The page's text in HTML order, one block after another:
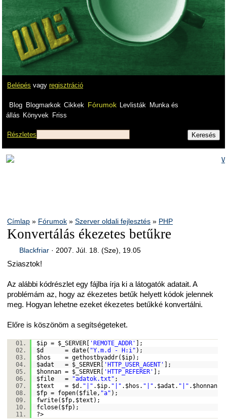
Belépés vagy regisztráció
Blog Blogmarkok Cikkek Fórumok Levlisták
Munka és
állás Könyvek Friss
Részletes
Címlap » Fórumok » Szerver oldali fejlesztés » PHP
Konvertálás ékezetes betűkre
Blackfriar· 2007. Júl. 18. (Sze), 19.05
Sziasztok!
Az alábbi kódrészlet egy fájlba írja ki a látogatók adatait. A
problémám az, hogy az ékezetes betűk helyett kódok jelennek
meg. Hogyan lehetne ezeket ékezetes betűkké konvertálni.
Előre is köszönöm a segítségeteket.
$ip = $_SERVER 'REMOTE_ADDR'
];
$d
= date( "Y.m.d - H:i" );
$hos = gethostbyaddr( $ip);
$adat = $_SERVER 'HTTP_USER_AGENT'
];
$honnan = $_SERVER 'HTTP_REFERER'
];
$file = "adatok.txt" ;
$text = $d . "|" . $ip. "|" . $hos . "|" . $adat . "|" . $honnan
$fp = fopen( $file, "a" );
fwrite( $fp, $text );
fclose( $fp);
?>